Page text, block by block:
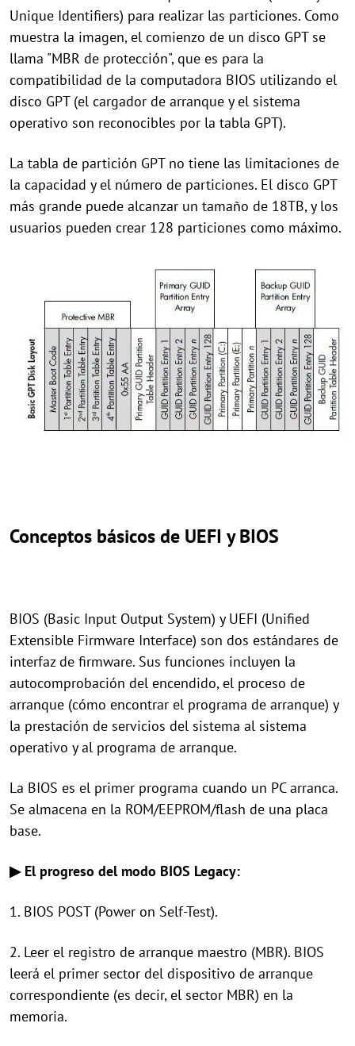
Unique Identifiers) para realizar las particiones. Como
muestra la imagen, el comienzo de un disco GPT se
llama "MBR de protección", que es para la
compatibilidad de la computadora BIOS utilizando el
disco GPT (el cargador de arranque y el sistema
operativo son reconocibles por la tabla GPT).
La tabla de partición GPT no tiene las limitaciones de
la capacidad y el número de particiones. El disco GPT
más grande puede alcanzar un tamaño de 18TB, y los
usuarios pueden crear 128 particiones como máximo.
Conceptos básicos de UEFI y BIOS
BIOS (Basic Input Output System) y UEFI (Unified
Extensible Firmware Interface) son dos estándares de
interfaz de firmware. Sus funciones incluyen la
autocomprobación del encendido, el proceso de
arranque (cómo encontrar el programa de arranque) y
la prestación de servicios del sistema al sistema
operativo y al programa de arranque.
La BIOS es el primer programa cuando un PC arranca.
Se almacena en la ROM/EEPROM/flash de una placa
base.
▶ El progreso del modo BIOS Legacy:
1. BIOS POST (Power on Self-Test).
2. Leer el registro de arranque maestro (MBR). BIOS
leerá el primer sector del dispositivo de arranque
correspondiente (es decir, el sector MBR) en la
memoria.